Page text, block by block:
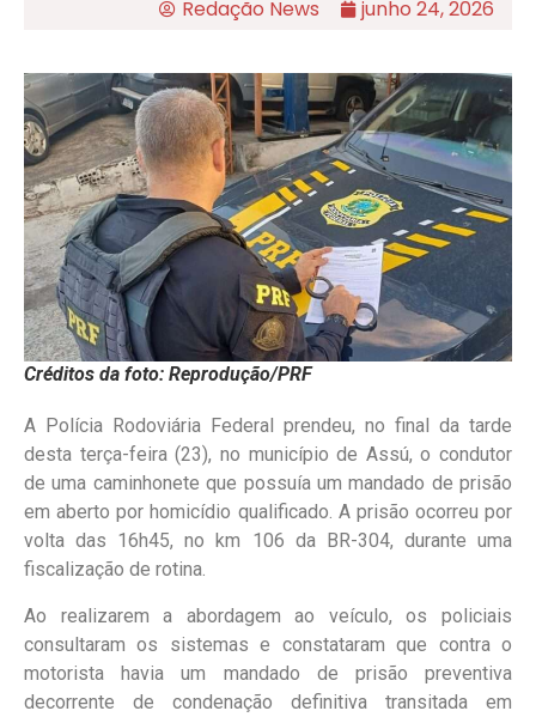
Redação News junho 24, 2026
Créditos da foto: Reprodução/PRF
A Polícia Rodoviária Federal prendeu, no final da tarde
desta terça-feira (23), no município de Assú, o condutor
de uma caminhonete que possuía um mandado de prisão
em aberto por homicídio qualificado. A prisão ocorreu por
volta das 16h45, no km 106 da BR-304, durante uma
fiscalização de rotina.
Ao realizarem a abordagem ao veículo, os policiais
consultaram os sistemas e constataram que contra o
motorista havia um mandado de prisão preventiva
decorrente de condenação definitiva transitada em